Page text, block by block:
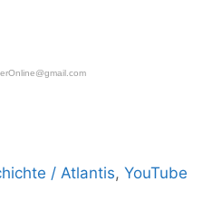
/ Atlantis,YouTube